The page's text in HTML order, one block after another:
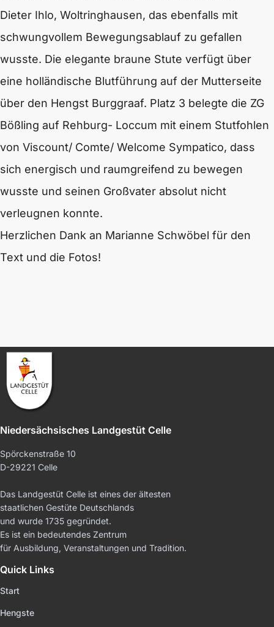
Dieter Ihlo, Woltringhausen, das ebenfalls mit
schwungvollem Bewegungsablauf zu gefallen
wusste. Die elegante braune Stute verfügt über
eine holländische Blutführung auf der Mutterseite
über den Hengst Burggraaf. Platz 3 belegte die ZG
Bößling auf Rehburg- Loccum mit einem Stutfohlen
von Viscount/ Comte/ Welcome Sympatico, dass
sich energisch und raumgreifend zu bewegen
wusste und seinen Großvater absolut nicht
verleugnen konnte.
Herzlichen Dank an Marianne Schwöbel für den
Text und die Fotos!
Niedersächsisches Landgestüt Celle
Spörckenstraße 10
D-29221 Celle
Das Landgestüt Celle ist eines der ältesten
staatlichen Gestüte Deutschlands
und wurde 1735 gegründet.
Es ist ein bedeutendes Zentrum
für Ausbildung, Veranstaltungen und Tradition.
Quick Links
Start
Hengste